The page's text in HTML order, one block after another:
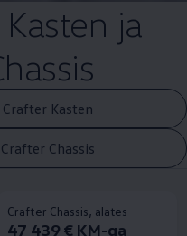
ja
Kasten
Chassis
Crafter Chassis, alates
47 439 € KM-ga